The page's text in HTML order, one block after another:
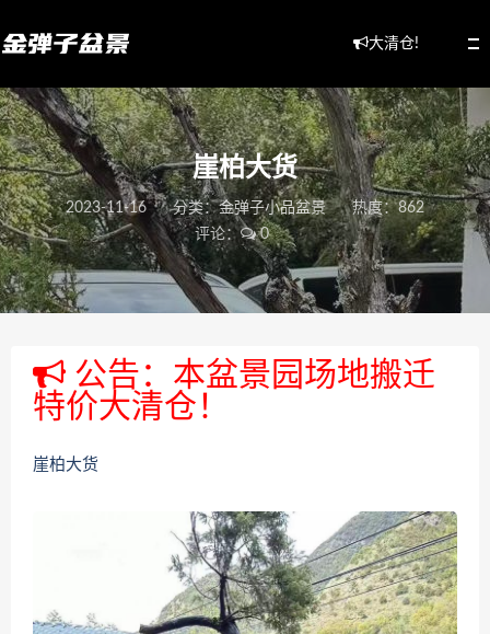
大清仓!
崖柏大货
2023-11-16 分类：金弹子小品盆景
热度：862
评论：
0
公告：本盆景园场地搬迁
特价大清仓！
崖柏大货